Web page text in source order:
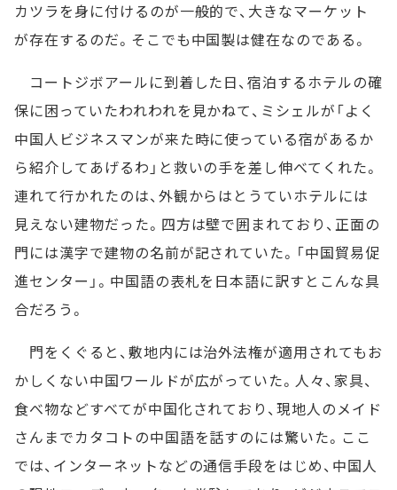
カツラを身に付けるのが一般的で、大きなマーケット
が存在するのだ。そこでも中国製は健在なのである。
コートジボアールに到着した日、宿泊するホテルの確
保に困っていたわれわれを見かねて、ミシェルが「よく
中国人ビジネスマンが来た時に使っている宿があるか
ら紹介してあげるわ」と救いの手を差し伸べてくれた。
連れて行かれたのは、外観からはとうていホテルには
見えない建物だった。四方は壁で囲まれており、正面の
門には漢字で建物の名前が記されていた。「中国貿易促
進センター」。中国語の表札を日本語に訳すとこんな具
合だろう。
門をくぐると、敷地内には治外法権が適用されてもお
かしくない中国ワールドが広がっていた。人々、家具、
食べ物などすべてが中国化されており、現地人のメイド
さんまでカタコトの中国語を話すのには驚いた。ここ
では、インターネットなどの通信手段をはじめ、中国人